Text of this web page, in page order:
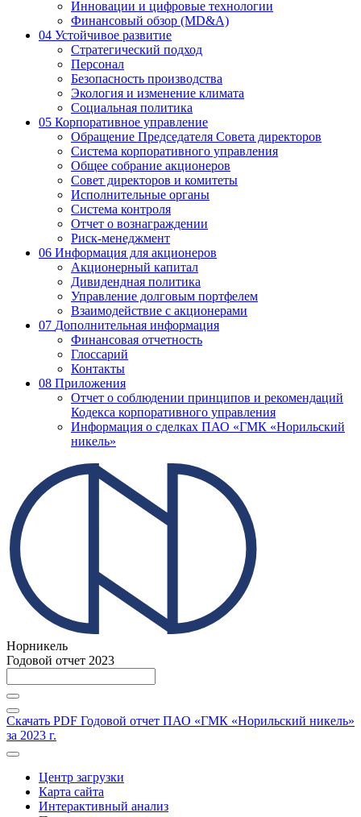
Инновации и цифровые технологии
Финансовый обзор (MD&A)
04 Устойчивое развитие
Стратегический подход
Персонал
Безопасность производства
Экология и изменение климата
Социальная политика
05 Корпоративное управление
Обращение Председателя Совета директоров
Система корпоративного управления
Общее собрание акционеров
Совет директоров и комитеты
Исполнительные органы
Система контроля
Отчет о вознаграждении
Риск-менеджмент
06 Информация для акционеров
Акционерный капитал
Дивидендная политика
Управление долговым портфелем
Взаимодействие с акционерами
07 Дополнительная информация
Финансовая отчетность
Глоссарий
Контакты
08 Приложения
Отчет о соблюдении принципов и рекомендаций
Кодекса корпоративного управления
Информация о сделках ПАО «ГМК «Норильский
никель»
Норникель
Годовой отчет 2023
Скачать PDF Годовой отчет ПАО «ГМК «Норильский никель»
за 2023 г.
Центр загрузки
Карта сайта
Интерактивный анализ